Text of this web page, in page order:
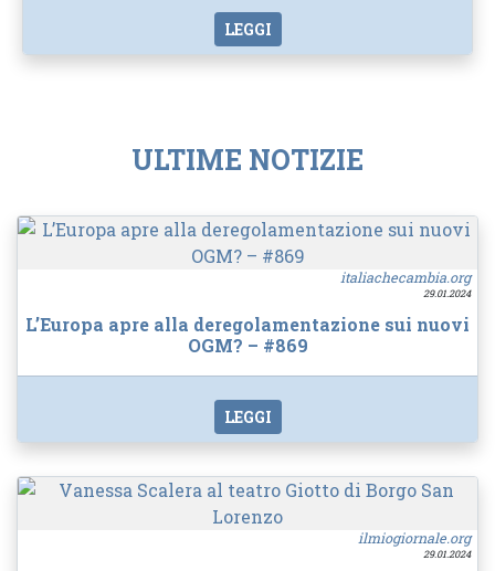
LEGGI
ULTIME NOTIZIE
italiachecambia.org
29.01.2024
L’Europa apre alla deregolamentazione sui nuovi
OGM? – #869
LEGGI
ilmiogiornale.org
29.01.2024